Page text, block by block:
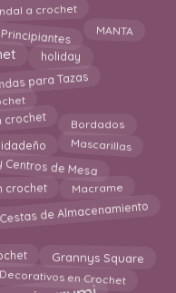
a crochet
MANTA
holiday
para Tazas
crochet Bordados
Mascarillas
Centros de Mesa
crochet Macrame
Cestas de Almacenamiento
Grannys Square
en Crochet